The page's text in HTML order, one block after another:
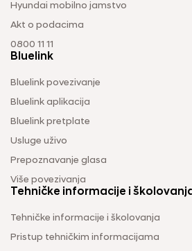
Hyundai mobilno jamstvo
Akt o podacima
0800 11 11
Bluelink
Bluelink povezivanje
Bluelink aplikacija
Bluelink pretplate
Usluge uživo
Prepoznavanje glasa
Više povezivanja
Tehničke informacije i
Tehničke informacije i školovanja
Pristup tehničkim informacijama